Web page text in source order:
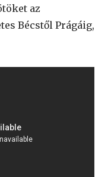
az
Bécstől Prágáig,